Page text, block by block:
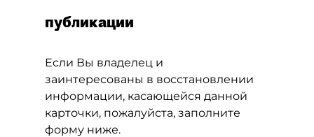
публикации
Если Вы владелец и
заинтересованы в восстановлении
информации, касающейся данной
карточки, пожалуйста, заполните
форму ниже.